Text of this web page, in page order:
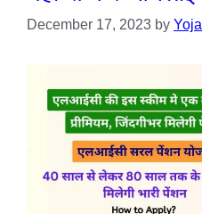
December 17, 2023 by